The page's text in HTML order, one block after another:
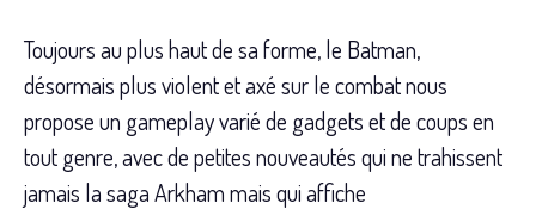
Toujours au plus haut de sa forme, le Batman,
désormais plus violent et axé sur le combat nous
propose un gameplay varié de gadgets et de coups en
tout genre, avec de petites nouveautés qui ne trahissent
jamais la saga Arkham mais qui affiche